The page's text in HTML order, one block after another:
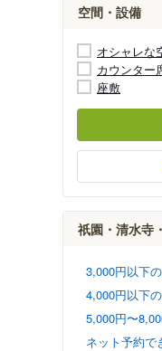
空間・設備
オシャレな
カウンター
座敷
祇園・清水寺
3,000円以下
4,000円以下
5,000円〜
ネット予約で